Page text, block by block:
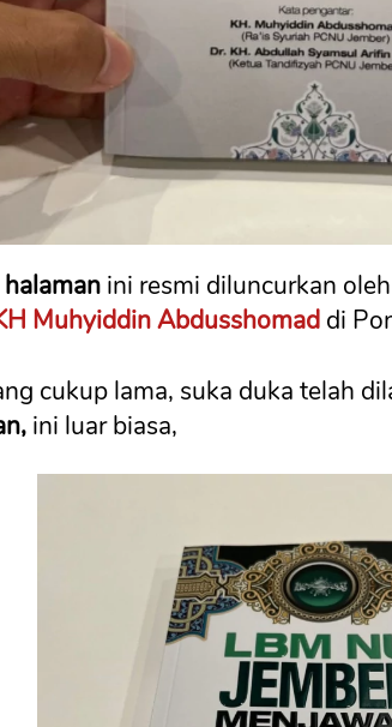
ini resmi diluncurkan
Muhyiddin Abdusshomad di
cukup lama, suka duka telah
ini luar biasa,